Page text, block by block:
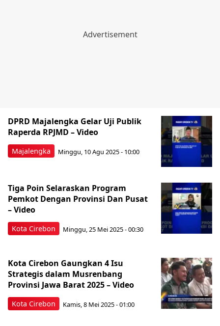
Majalengka
DPRD Majalengka Gelar Uji Publik
Raperda RPJMD – Video
Minggu, 10 Agu 2025 - 10:00
Kota Cirebon
Tiga Poin Selaraskan Program
Pemkot Dengan Provinsi Dan Pusat
– Video
Minggu, 25 Mei 2025 - 00:30
Kota Cirebon
Kota Cirebon Gaungkan 4 Isu
Strategis dalam Musrenbang
Provinsi Jawa Barat 2025 – Video
Kamis, 8 Mei 2025 - 01:00